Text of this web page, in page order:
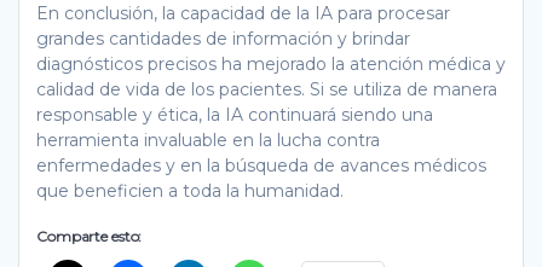
En conclusión, la capacidad de la IA para procesar
grandes cantidades de información y brindar
diagnósticos precisos ha mejorado la atención médica y
calidad de vida de los pacientes. Si se utiliza de manera
responsable y ética, la IA continuará siendo una
herramienta invaluable en la lucha contra
enfermedades y en la búsqueda de avances médicos
que beneficien a toda la humanidad.
Comparte esto: